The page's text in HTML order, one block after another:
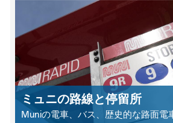
ミュニの路線と停留所
Muniの電車、バス、歴史的な路面電